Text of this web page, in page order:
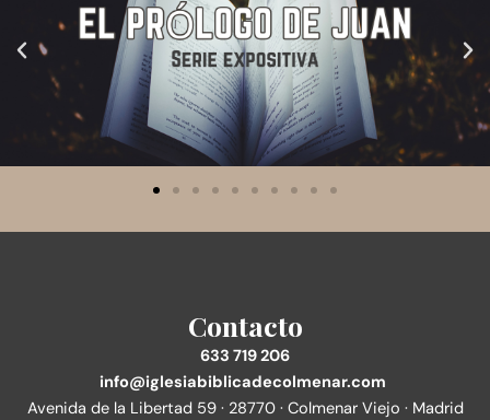
Contacto
633 719 206
info@iglesiabiblicadecolmenar.com
Avenida de la Libertad 59 · 28770 · Colmenar Viejo · Madrid